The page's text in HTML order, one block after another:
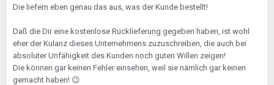
Die liefern eben genau das aus, was der Kunde bestellt!
Daß die Dir eine kostenlose Rücklieferung gegeben haben, ist wohl
eher der Kulanz dieses Unternehmens zuzuschreiben, die auch bei
absoluter Unfähigkeit des Kunden noch guten Willen zeigen!
Die können gar keinen Fehler einsehen, weil sie nämlich gar keinen
gemacht haben! 😉